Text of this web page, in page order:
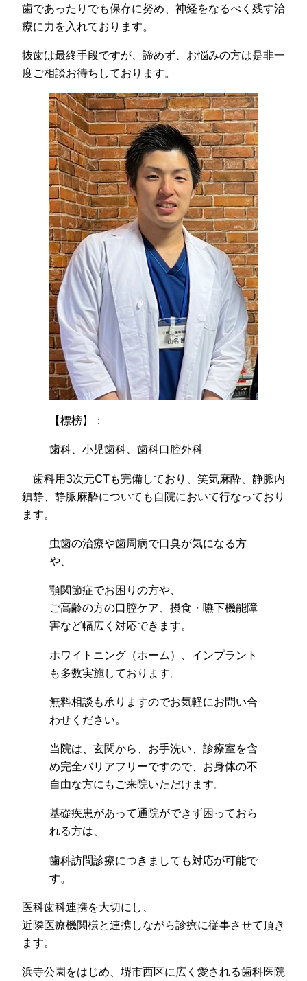
歯であったりでも保存に努め、神経をなるべく残す治
療に力を入れております。
抜歯は最終手段ですが、諦めず、お悩みの方は是非一
度ご相談お待ちしております。
【標榜】：
歯科、小児歯科、歯科口腔外科
歯科用3次元CTも完備しており、笑気麻酔、静脈内
鎮静、静脈麻酔についても自院において行なっており
ます。
虫歯の治療や歯周病で口臭が気になる方
や、
顎関節症でお困りの方や、
ご高齢の方の口腔ケア、摂食・嚥下機能障
害など幅広く対応できます。
ホワイトニング（ホーム）、インプラント
も多数実施しております。
無料相談も承りますのでお気軽にお問い合
わせください。
当院は、玄関から、お手洗い、診療室を含
め完全バリアフリーですので、お身体の不
自由な方にもご来院いただけます。
基礎疾患があって通院ができず困っておら
れる方は、
歯科訪問診療につきましても対応が可能で
す。
医科歯科連携を大切にし、
近隣医療機関様と連携しながら診療に従事させて頂き
ます。
浜寺公園をはじめ、堺市西区に広く愛される歯科医院